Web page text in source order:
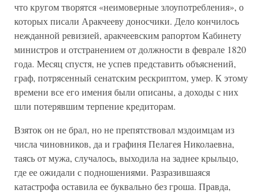
что кругом творятся «неимоверные злоупотребления», о
которых писали Аракчееву доносчики. Дело кончилось
нежданной ревизией, аракчеевским рапортом Кабинету
министров и отстранением от должности в феврале 1820
года. Месяц спустя, не успев представить объяснений,
граф, потрясенный сенатским рескриптом, умер. К этому
времени все его имения были описаны, а доходы с них
шли потерявшим терпение кредиторам.
Взяток он не брал, но не препятствовал мздоимцам из
числа чиновников, да и графиня Пелагея Николаевна,
таясь от мужа, случалось, выходила на заднее крыльцо,
где ее ожидали с подношениями. Разразившаяся
катастрофа оставила ее буквально без гроша. Правда,